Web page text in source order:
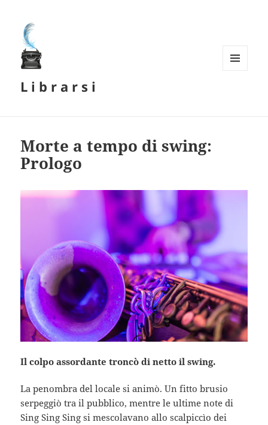
L i b r a r s i
Morte a tempo di swing:
Prologo
Il colpo assordante troncò di netto il swing.
La penombra del locale si animò. Un fitto brusio
serpeggiò tra il pubblico, mentre le ultime note di
Sing Sing Sing si mescolavano allo scalpiccìo dei